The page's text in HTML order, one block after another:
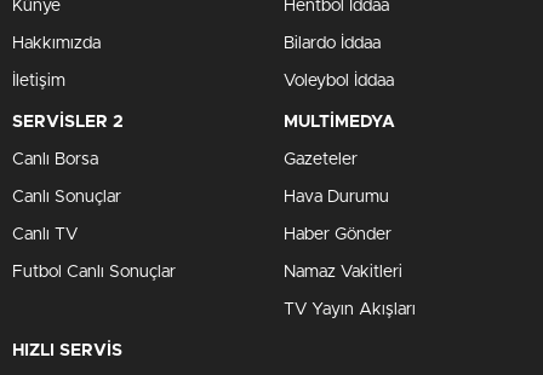
Künye
Hakkımızda
İletişim
Hentbol İddaa
Bilardo İddaa
Voleybol İddaa
SERVİSLER 2
Canlı Borsa
Canlı Sonuçlar
Canlı TV
Futbol Canlı Sonuçlar
MULTİMEDYA
Gazeteler
Hava Durumu
Haber Gönder
Namaz Vakitleri
TV Yayın Akışları
HIZLI SERVİS